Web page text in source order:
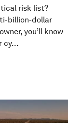
risk list?
billion-dollar
you’ll know
cy...